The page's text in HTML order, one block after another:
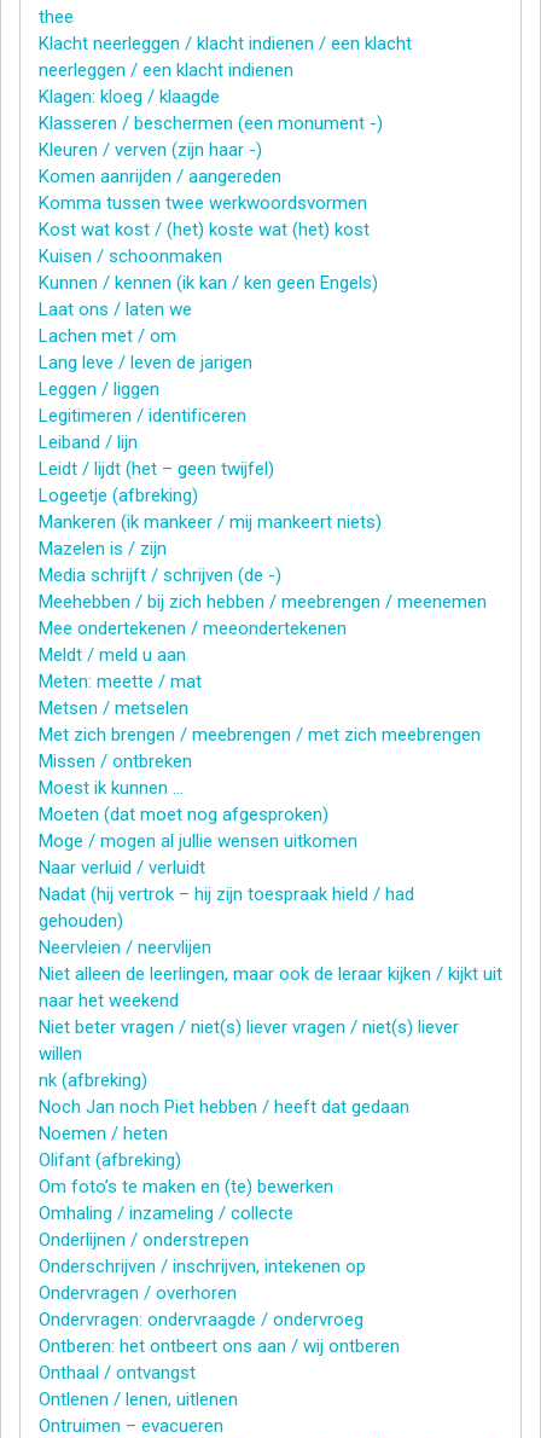
thee
Klacht neerleggen / klacht indienen / een klacht
neerleggen / een klacht indienen
Klagen: kloeg / klaagde
Klasseren / beschermen (een monument -)
Kleuren / verven (zijn haar -)
Komen aanrijden / aangereden
Komma tussen twee werkwoordsvormen
Kost wat kost / (het) koste wat (het) kost
Kuisen / schoonmaken
Kunnen / kennen (ik kan / ken geen Engels)
Laat ons / laten we
Lachen met / om
Lang leve / leven de jarigen
Leggen / liggen
Legitimeren / identificeren
Leiband / lijn
Leidt / lijdt (het – geen twijfel)
Logeetje (afbreking)
Mankeren (ik mankeer / mij mankeert niets)
Mazelen is / zijn
Media schrijft / schrijven (de -)
Meehebben / bij zich hebben / meebrengen / meenemen
Mee ondertekenen / meeondertekenen
Meldt / meld u aan
Meten: meette / mat
Metsen / metselen
Met zich brengen / meebrengen / met zich meebrengen
Missen / ontbreken
Moest ik kunnen …
Moeten (dat moet nog afgesproken)
Moge / mogen al jullie wensen uitkomen
Naar verluid / verluidt
Nadat (hij vertrok – hij zijn toespraak hield / had
gehouden)
Neervleien / neervlijen
Niet alleen de leerlingen, maar ook de leraar kijken / kijkt uit
naar het weekend
Niet beter vragen / niet(s) liever vragen / niet(s) liever
willen
nk (afbreking)
Noch Jan noch Piet hebben / heeft dat gedaan
Noemen / heten
Olifant (afbreking)
Om foto’s te maken en (te) bewerken
Omhaling / inzameling / collecte
Onderlijnen / onderstrepen
Onderschrijven / inschrijven, intekenen op
Ondervragen / overhoren
Ondervragen: ondervraagde / ondervroeg
Ontberen: het ontbeert ons aan / wij ontberen
Onthaal / ontvangst
Ontlenen / lenen, uitlenen
Ontruimen – evacueren